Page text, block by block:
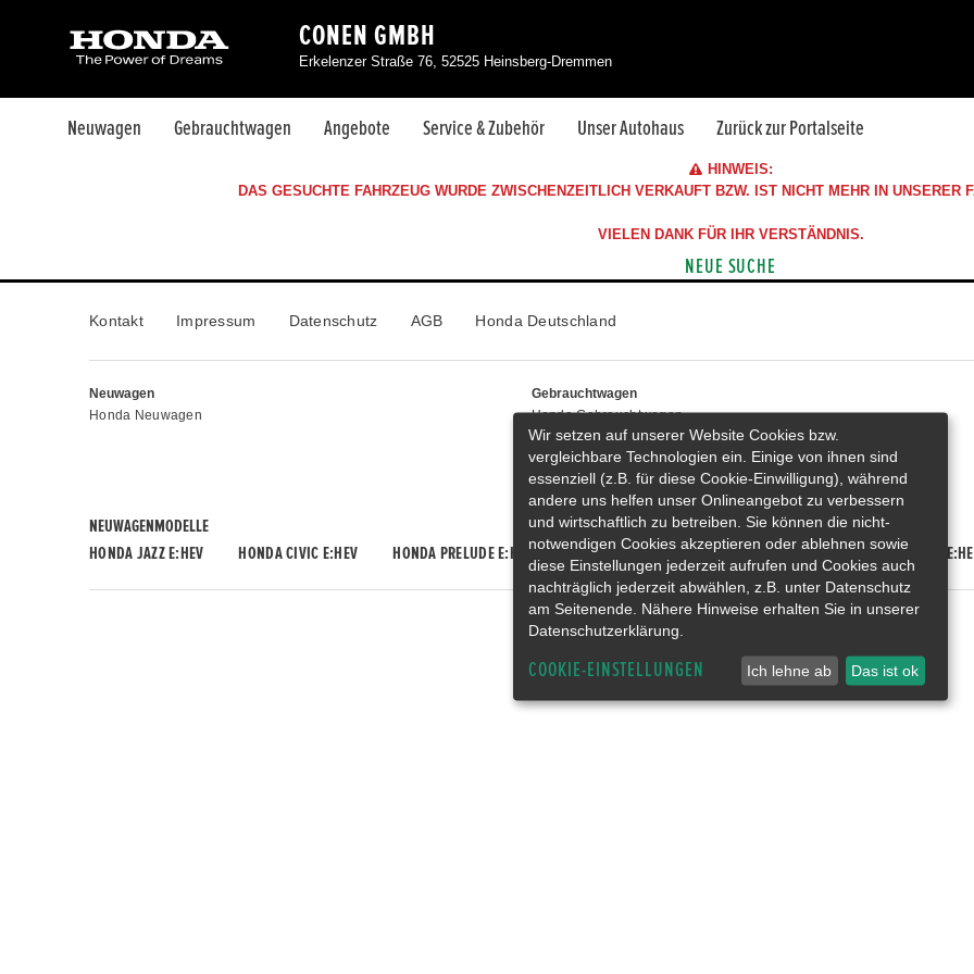
CONEN GMBH
Erkelenzer Straße 76, 52525 Heinsberg-Dremmen
Neuwagen Gebrauchtwagen Angebote Service & Zubehör Unser Autohaus Zurück zur Portalseite
HINWEIS:
DAS GESUCHTE FAHRZEUG WURDE ZWISCHENZEITLICH VERKAUFT BZW. IST NICHT MEHR IN UNSERER
VIELEN DANK FÜR IHR VERSTÄNDNIS.
NEUE SUCHE
Kontakt Impressum Datenschutz AGB Honda Deutschland
Neuwagen
Honda Neuwagen
Gebrauchtwagen
Honda Gebrauchtwagen
Honda Vorführwagen
Gesamtbestand
NEUWAGENMODELLE
HONDA JAZZ E:HEV
HONDA CIVIC E:HEV HONDA PRELUDE E:HEV HONDA HR-V E:HEV HONDA ZR-V E:HEV HONDA CR-V
Wir setzen auf unserer Website Cookies bzw.
vergleichbare Technologien ein. Einige von ihnen sind
essenziell (z.B. für diese Cookie-Einwilligung), während
andere uns helfen unser Onlineangebot zu verbessern
und wirtschaftlich zu betreiben. Sie können die nicht-
notwendigen Cookies akzeptieren oder ablehnen sowie
diese Einstellungen jederzeit aufrufen und Cookies auch
nachträglich jederzeit abwählen, z.B. unter Datenschutz
am Seitenende. Nähere Hinweise erhalten Sie in unserer
Datenschutzerklärung.
COOKIE-EINSTELLUNGEN Ich lehne ab Das ist ok